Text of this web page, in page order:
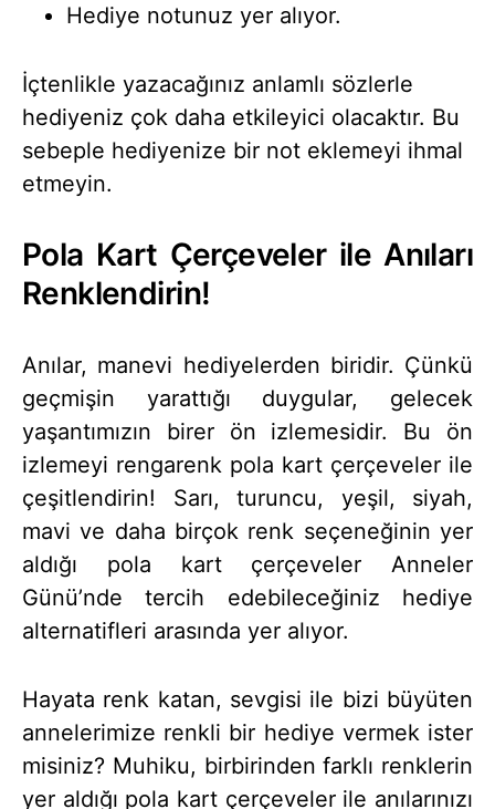
Hediye notunuz yer alıyor.
İçtenlikle yazacağınız anlamlı sözlerle
hediyeniz çok daha etkileyici olacaktır. Bu
sebeple hediyenize bir not eklemeyi ihmal
etmeyin.
Pola Kart Çerçeveler ile Anıları
Renklendirin!
Anılar, manevi hediyelerden biridir. Çünkü
geçmişin yarattığı duygular, gelecek
yaşantımızın birer ön izlemesidir. Bu ön
izlemeyi rengarenk pola kart çerçeveler ile
çeşitlendirin! Sarı, turuncu, yeşil, siyah,
mavi ve daha birçok renk seçeneğinin yer
aldığı pola kart çerçeveler Anneler
Günü’nde tercih edebileceğiniz hediye
alternatifleri arasında yer alıyor.
Hayata renk katan, sevgisi ile bizi büyüten
annelerimize renkli bir hediye vermek ister
misiniz? Muhiku, birbirinden farklı renklerin
yer aldığı pola kart çerçeveler ile anılarınızı